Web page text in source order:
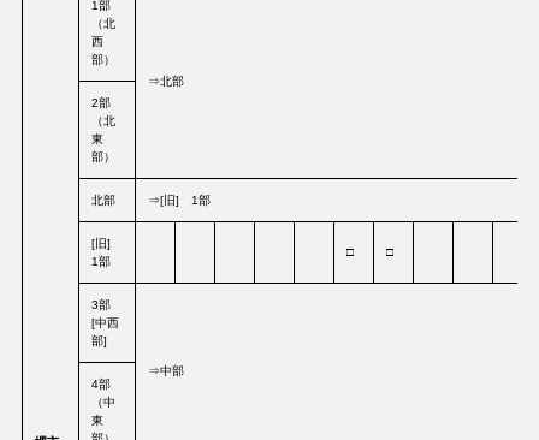
1部
（北
西
部）
⇒北部
2部
（北
東
部）
北部 ⇒[旧] 1部
[旧]
1部
□ □
3部
[中西
部]
⇒中部
4部
（中
東